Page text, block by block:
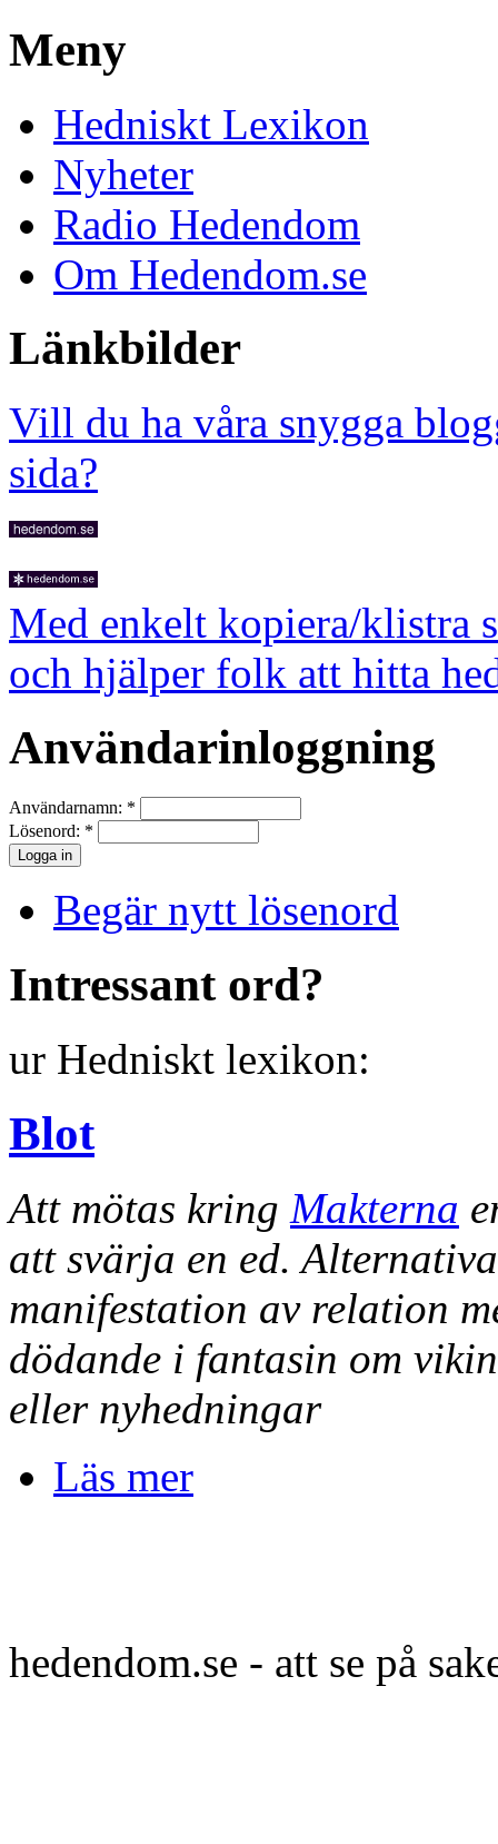
Meny
Hedniskt Lexikon
Nyheter
Radio Hedendom
Om Hedendom.se
Länkbilder
Vill du ha våra snygga
sida?
Med enkelt kopiera/klistra
och hjälper folk att hitta
Användarinloggning
Användarnamn: *
Lösenord: *
Begär nytt lösenord
Intressant ord?
ur Hedniskt lexikon:
Blot
Att mötas kring Makterna
att svärja en ed.
manifestation av relation
dödande i fantasin om
eller nyhedningar
Läs mer
hedendom.se - att se på